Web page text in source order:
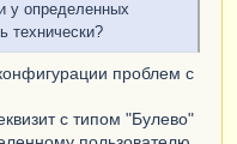
у определенных
технически?
проблем с
с типом "Булево"